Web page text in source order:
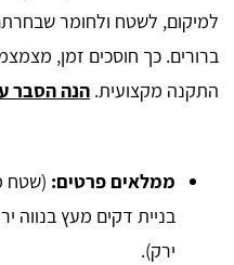
למיקום, לשטח ולחומר
ברורים. כך חוסכים זמן,
התקנה מקצועית. הנה הסבר
ממלאים פרטים: (שטח
בניית דקים מעץ בנווה
ירק).